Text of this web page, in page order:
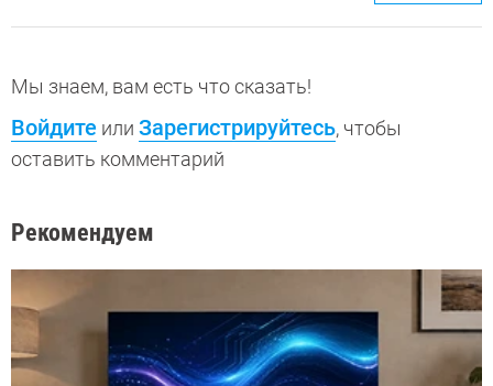
Мы знаем, вам есть что сказать!
Войдите или Зарегистрируйтесь, чтобы
оставить комментарий
Рекомендуем